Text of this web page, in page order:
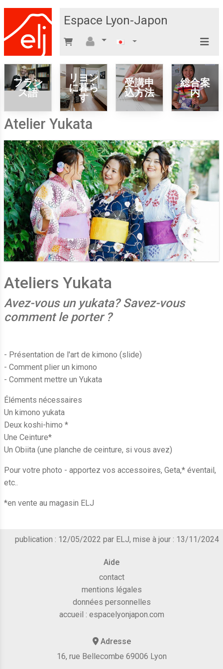
Espace Lyon-Japon
フラン
ス語
リヨン
に暮ら
す
受講申
込方法
総合案
内
Atelier Yukata
Ateliers Yukata
Avez-vous un yukata? Savez-vous
comment le porter ?
- Présentation de l'art de kimono (slide)
- Comment plier un kimono
- Comment mettre un Yukata
Éléments nécessaires
Un kimono yukata
Deux koshi-himo *
Une Ceinture*
Un Obiita (une planche de ceinture, si vous avez)
Pour votre photo - apportez vos accessoires, Geta,* éventail,
etc..
*en vente au magasin ELJ
publication : 12/05/2022 par ELJ, mise à jour : 13/11/2024
Aide
contact
mentions légales
données personnelles
accueil : espacelyonjapon.com
Adresse
16, rue Bellecombe 69006 Lyon